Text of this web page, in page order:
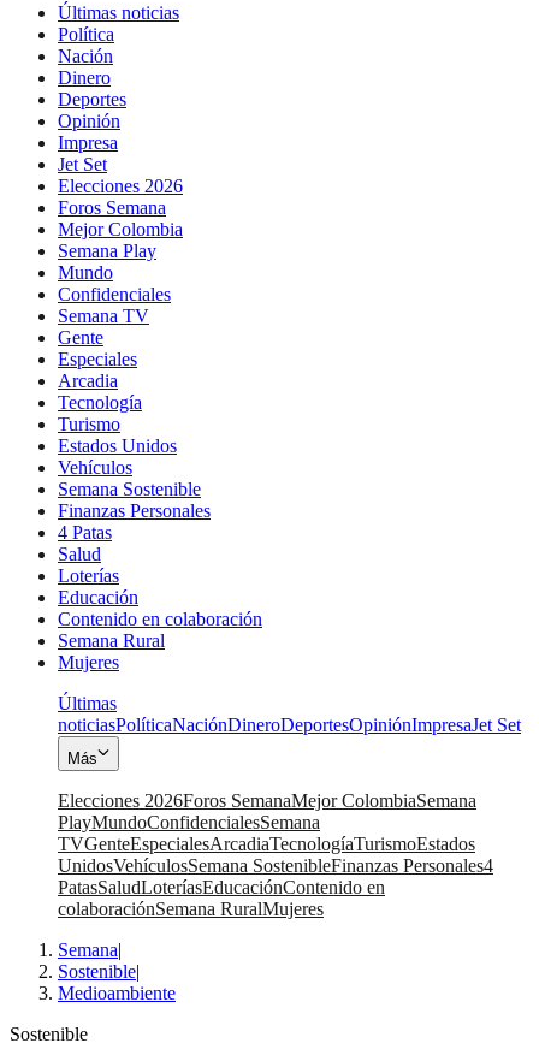
Últimas noticias
Política
Nación
Dinero
Deportes
Opinión
Impresa
Jet Set
Elecciones 2026
Foros Semana
Mejor Colombia
Semana Play
Mundo
Confidenciales
Semana TV
Gente
Especiales
Arcadia
Tecnología
Turismo
Estados Unidos
Vehículos
Semana Sostenible
Finanzas Personales
4 Patas
Salud
Loterías
Educación
Contenido en colaboración
Semana Rural
Mujeres
Últimas
noticiasPolíticaNaciónDineroDeportesOpiniónImpresaJet Set
Más
Elecciones 2026Foros SemanaMejor ColombiaSemana
PlayMundoConfidencialesSemana
TVGenteEspecialesArcadiaTecnologíaTurismoEstados
UnidosVehículosSemana SostenibleFinanzas Personales4
PatasSaludLoteríasEducaciónContenido en
colaboraciónSemana RuralMujeres
Semana|
Sostenible|
Medioambiente
Sostenible